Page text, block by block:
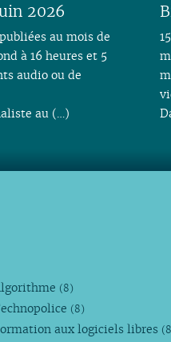
2026
au mois de
à 16 heures et 5
audio ou de
au (…)
(8)
(8)
aux logiciels libres